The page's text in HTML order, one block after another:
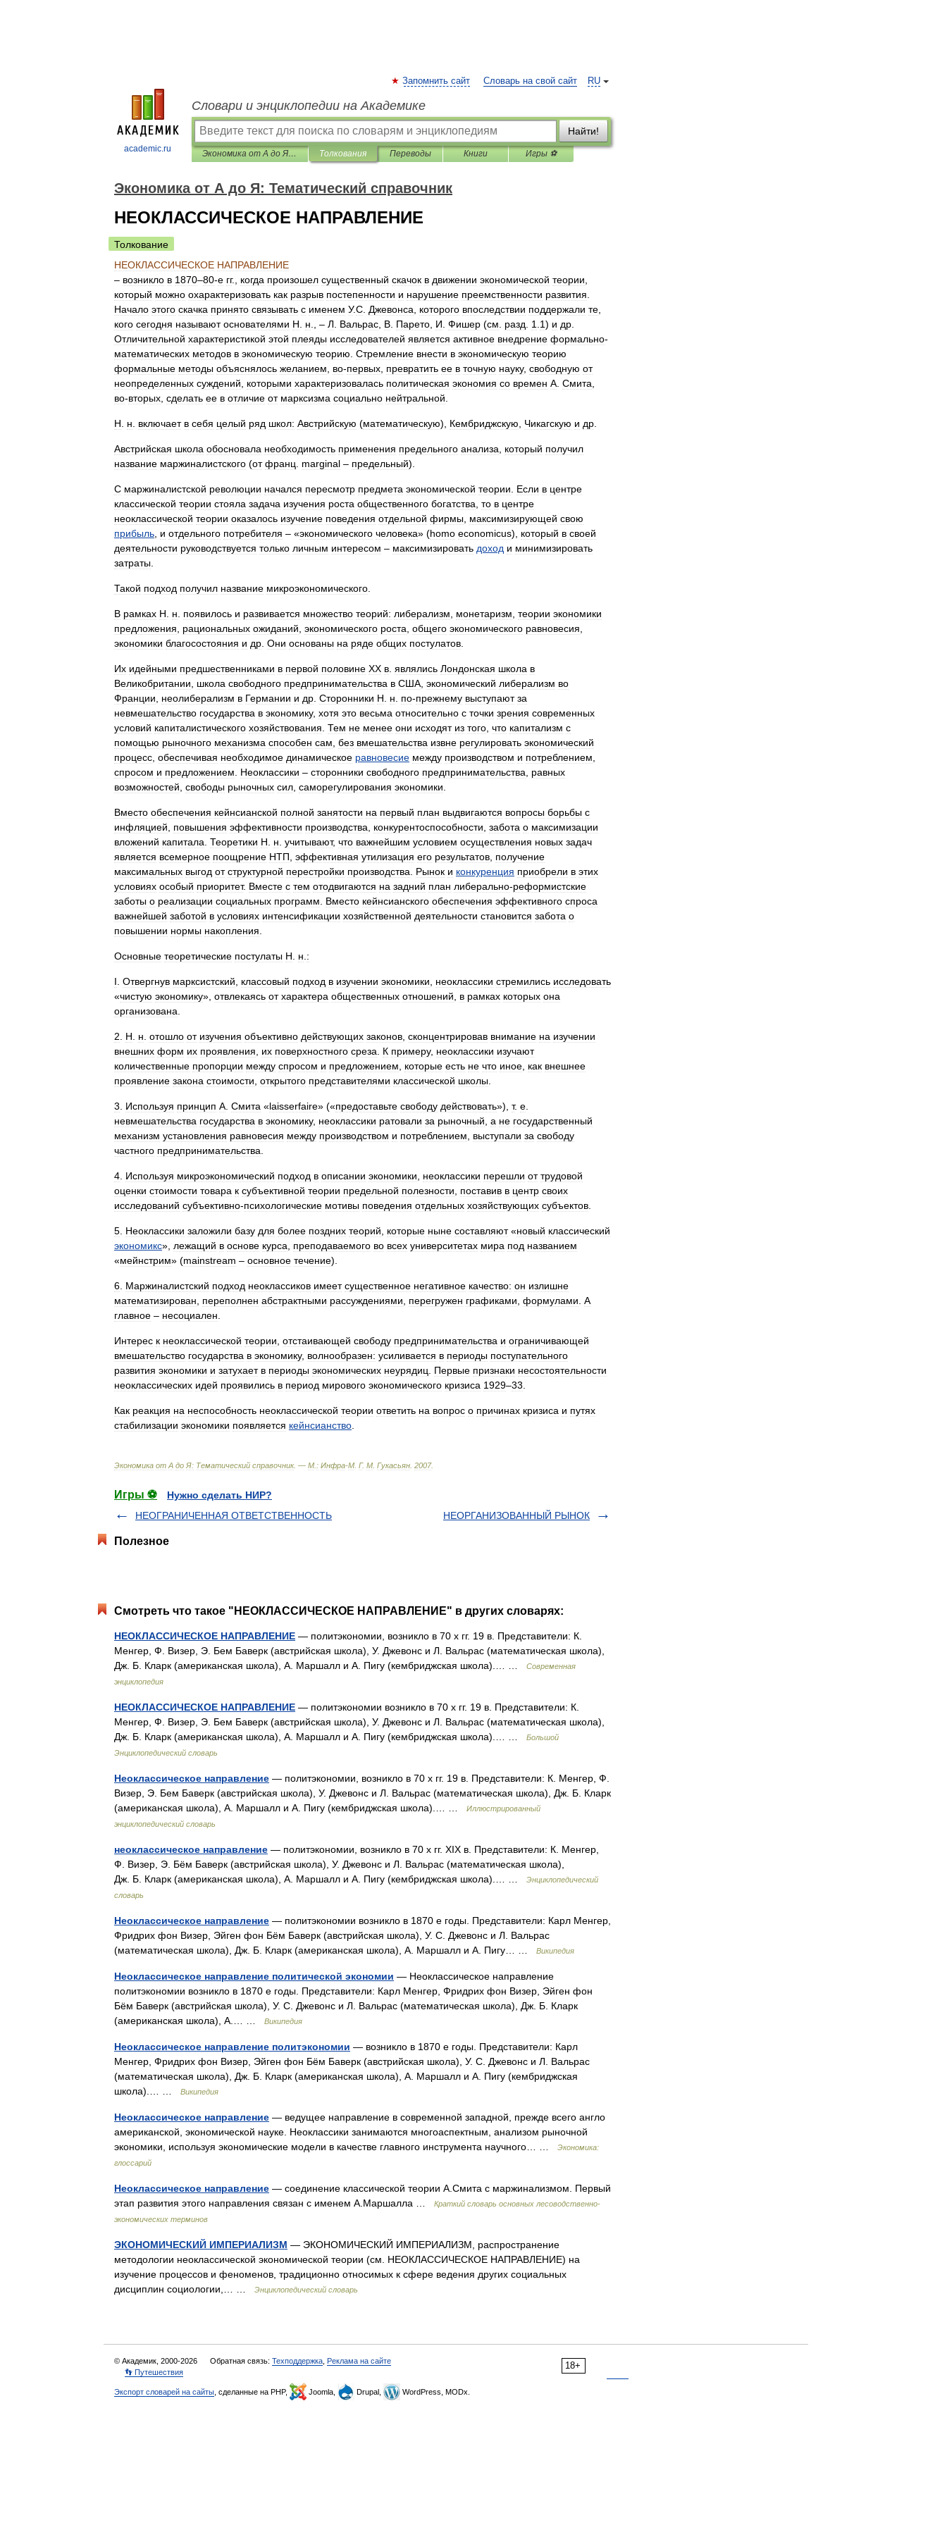
academic.ru
RU
Запомнить сайт Словарь на свой сайт
Словари и энциклопедии на Академике
Найти!
Экономика от А до Я: Тематический справочник Толкования Переводы Книги Игры ⚽
Экономика от А до Я: Тематический справочник
НЕОКЛАССИЧЕСКОЕ НАПРАВЛЕНИЕ
Толкование
НЕОКЛАССИЧЕСКОЕ НАПРАВЛЕНИЕ
– возникло в 1870–80-е гг., когда произошел существенный скачок в движении экономической теории
который можно охарактеризовать как разрыв постепенности и нарушение преемственности развития
Начало этого скачка принято связывать с именем У.С Джевонса которого впоследствии поддержали те
кого сегодня называют основателями Н н ., – Л Вальрас В Парето И Фишер (см разд 1 1) и др
Отличительной характеристикой этой плеяды исследователей является активное внедрение формально-
математических методов в экономическую теорию Стремление внести в экономическую теорию
формальные методы объяснялось желанием во-первых превратить ее в точную науку, свободную от
неопределенных суждений которыми характеризовалась политическая экономия со времен А Смита
во-вторых сделать ее в отличие от марксизма социально нейтральной
H н включает в себя целый ряд школ: Австрийскую (математическую), Кембриджскую Чикагскую и др
Австрийская школа обосновала необходимость применения предельного анализа который получил
название маржиналистского (от франц marginal – предельный).
С маржиналистской революции начался пересмотр предмета экономической теории Если в центре
классической теории стояла задача изучения роста общественного богатства то в центре
неоклассической теории оказалось изучение поведения отдельной фирмы максимизирующей свою
прибыль и отдельного потребителя – «экономического человека» (homo economicus), который в своей
деятельности руководствуется только личным интересом – максимизировать доход и минимизировать
затраты
Такой подход получил название микроэкономического
В рамках Н н появилось и развивается множество теорий: либерализм монетаризм теории экономики
предложения
рациональных ожиданий экономического роста общего экономического равновесия
экономики благосостояния и др Они основаны на ряде общих постулатов
Их идейными предшественниками в первой половине XX в являлись Лондонская школа в
Великобритании
школа свободного предпринимательства в США экономический либерализм во
Франции
неолиберализм в Германии и др Сторонники Н н по-прежнему выступают за
невмешательство государства в экономику, хотя это весьма относительно с точки зрения современных
условий капиталистического хозяйствования Тем не менее они исходят из того что капитализм с
помощью рыночного механизма способен сам без вмешательства извне регулировать экономический
процесс обеспечивая необходимое динамическое равновесие между производством и потреблением
спросом и предложением Неоклассики – сторонники свободного предпринимательства
равных
возможностей свободы рыночных сил саморегулирования экономики
Вместо обеспечения кейнсианской полной занятости на первый план выдвигаются вопросы борьбы с
инфляцией
повышения эффективности производства конкурентоспособности забота о максимизации
вложений капитала Теоретики Н н учитывают, что важнейшим условием осуществления новых задач
является всемерное поощрение НТП эффективная утилизация его результатов получение
максимальных выгод от структурной перестройки производства Рынок и конкуренция приобрели в этих
условиях особый приоритет. Вместе с тем отодвигаются на задний план либерально-реформистские
заботы о реализации социальных программ Вместо кейнсианского обеспечения эффективного спроса
важнейшей заботой в условиях интенсификации хозяйственной деятельности становится забота о
повышении нормы накопления
Основные теоретические постулаты Н н :
I Отвергнув марксистский классовый подход в изучении экономики неоклассики стремились исследовать
«чистую экономику», отвлекаясь от характера общественных отношений в рамках которых она
организована
2 Н н отошло от изучения объективно действующих законов сконцентрировав внимание на изучении
внешних форм их проявления их поверхностного среза К примеру, неоклассики изучают
количественные пропорции между спросом и предложением которые есть не что иное как внешнее
проявление закона стоимости открытого представителями классической школы
3 Используя принцип А Смита «laisserfaire» («предоставьте свободу действовать»), т. е
невмешательства государства в экономику, неоклассики ратовали за рыночный а не государственный
механизм установления равновесия между производством и потреблением выступали за свободу
частного предпринимательства
4 Используя микроэкономический подход в описании экономики неоклассики перешли от трудовой
оценки стоимости товара к субъективной теории предельной полезности поставив в центр своих
исследований субъективно-психологические мотивы поведения отдельных хозяйствующих субъектов
5 Неоклассики заложили базу для более поздних теорий которые ныне составляют«новый классический
экономикс», лежащий в основе курса преподаваемого во всех университетах мира под названием
«мейнстрим» (mainstream – основное течение).
6 Маржиналистский подход неоклассиков имеет существенное негативное качество: он излишне
математизирован
переполнен абстрактными рассуждениями перегружен графиками формулами А
главное – несоциален
Интерес к неоклассической теории отстаивающей свободу предпринимательства и ограничивающей
вмешательство государства в экономику, волнообразен: усиливается в периоды поступательного
развития экономики и затухает в периоды экономических неурядиц Первые признаки несостоятельности
неоклассических идей проявились в период мирового экономического кризиса 1929–33
Как реакция на неспособность неоклассической теории ответить на вопрос о причинах кризиса и путях
стабилизации экономики появляется кейнсианство
Экономика от А до Я: Тематический справочник. — М : Инфра-М Г. М Гукасьян 2007.
Игры ⚽
Нужно сделать НИР?
НЕОГРАНИЧЕННАЯ ОТВЕТСТВЕННОСТЬ
НЕОРГАНИЗОВАННЫЙ РЫНОК
Полезное
Смотреть что такое "НЕОКЛАССИЧЕСКОЕ НАПРАВЛЕНИЕ" в других словарях:
НЕОКЛАССИЧЕСКОЕ НАПРАВЛЕНИЕ — политэкономии, возникло в 70 х гг. 19 в. Представители: К.
Менгер, Ф. Визер, Э. Бем Баверк (австрийская школа), У. Джевонс и Л. Вальрас (математическая школа),
Дж. Б. Кларк (американская школа), А. Маршалл и А. Пигу (кембриджская школа).… …
Современная
энциклопедия
НЕОКЛАССИЧЕСКОЕ НАПРАВЛЕНИЕ — политэкономии возникло в 70 х гг. 19 в. Представители: К.
Менгер, Ф. Визер, Э. Бем Баверк (австрийская школа), У. Джевонс и Л. Вальрас (математическая школа),
Дж. Б. Кларк (американская школа), А. Маршалл и А. Пигу (кембриджская школа).… …
Большой
Энциклопедический словарь
Неоклассическое направление — политэкономии, возникло в 70 х гг. 19 в. Представители: К. Менгер, Ф.
Визер, Э. Бем Баверк (австрийская школа), У. Джевонс и Л. Вальрас (математическая школа), Дж. Б. Кларк
(американская школа), А. Маршалл и А. Пигу (кембриджская школа).… …
Иллюстрированный
энциклопедический словарь
неоклассическое направление — политэкономии, возникло в 70 х гг. XIX в. Представители: К. Менгер,
Ф. Визер, Э. Бём Баверк (австрийская школа), У. Джевонс и Л. Вальрас (математическая школа),
Дж. Б. Кларк (американская школа), А. Маршалл и А. Пигу (кембриджская школа).… …
Энциклопедический
словарь
Неоклассическое направление — политэкономии возникло в 1870 е годы. Представители: Карл Менгер,
Фридрих фон Визер, Эйген фон Бём Баверк (австрийская школа), У. С. Джевонс и Л. Вальрас
(математическая школа), Дж. Б. Кларк (американская школа), А. Маршалл и А. Пигу… …
Википедия
Неоклассическое направление политической экономии — Неоклассическое направление
политэкономии возникло в 1870 е годы. Представители: Карл Менгер, Фридрих фон Визер, Эйген фон
Бём Баверк (австрийская школа), У. С. Джевонс и Л. Вальрас (математическая школа), Дж. Б. Кларк
(американская школа), А.… …
Википедия
Неоклассическое направление политэкономии — возникло в 1870 е годы. Представители: Карл
Менгер, Фридрих фон Визер, Эйген фон Бём Баверк (австрийская школа), У. С. Джевонс и Л. Вальрас
(математическая школа), Дж. Б. Кларк (американская школа), А. Маршалл и А. Пигу (кембриджская
школа).… …
Википедия
Неоклассическое направление — ведущее направление в современной западной, прежде всего англо
американской, экономической науке. Неоклассики занимаются многоаспектным, анализом рыночной
экономики, используя экономические модели в качестве главного инструмента научного… …
Экономика:
глоссарий
Неоклассическое направление — соединение классической теории А.Смита с маржинализмом. Первый
этап развития этого направления связан с именем А.Маршалла …
Краткий словарь основных лесоводственно-
экономических терминов
ЭКОНОМИЧЕСКИЙ ИМПЕРИАЛИЗМ — ЭКОНОМИЧЕСКИЙ ИМПЕРИАЛИЗМ, распространение
методологии неоклассической экономической теории (см. НЕОКЛАССИЧЕСКОЕ НАПРАВЛЕНИЕ) на
изучение процессов и феноменов, традиционно относимых к сфере ведения других социальных
дисциплин социологии,… …
Энциклопедический словарь
18+
© Академик, 2000-2026 Обратная связь: Техподдержка Реклама на сайте
👣 Путешествия
Экспорт словарей на сайты , сделанные на PHP, Joomla, Drupal, WordPress, MODx.